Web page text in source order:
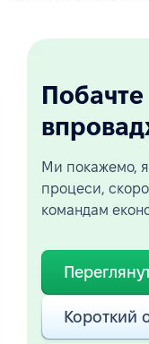
Ми покажемо,
процеси,
командам
Короткий